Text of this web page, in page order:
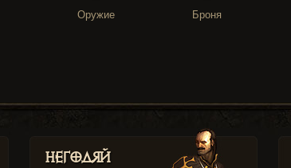
Оружие Броня
Негодяй